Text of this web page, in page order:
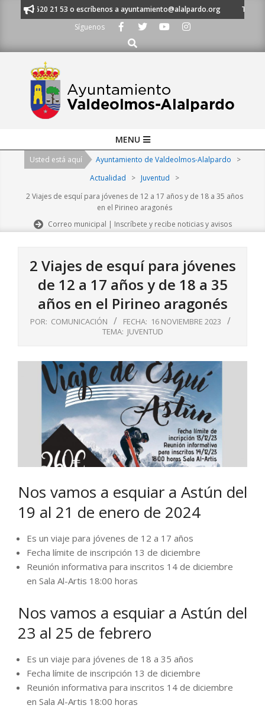
al 91 620 21 53 o escríbenos a ayuntamiento@alalpardo.org
TE
Síguenos
Buscar
Navigation
MENU
Usted está aquí Ayuntamiento de Valdeolmos-Alalpardo
>
Actualidad
> Juventud
>
2 Viajes de esquí para jóvenes de 12 a 17 años y de 18 a 35 años
en el Pirineo aragonés
Correo municipal | Inscríbete y recibe noticias y avisos
2 Viajes de esquí para jóvenes
de 12 a 17 años y de 18 a 35
años en el Pirineo aragonés
POR: COMUNICACIÓN FECHA: 16 NOVIEMBRE 2023
TEMA: JUVENTUD
Nos vamos a esquiar a Astún del
19 al 21 de enero de 2024
Es un viaje para jóvenes de 12 a 17 años
Fecha límite de inscripción 13 de diciembre
Reunión informativa para inscritos 14 de diciembre
en Sala Al-Artis 18:00 horas
Nos vamos a esquiar a Astún del
23 al 25 de febrero
Es un viaje para jóvenes de 18 a 35 años
Fecha límite de inscripción 13 de diciembre
Reunión informativa para inscritos 14 de diciembre
en Sala Al-Artis 18:00 horas